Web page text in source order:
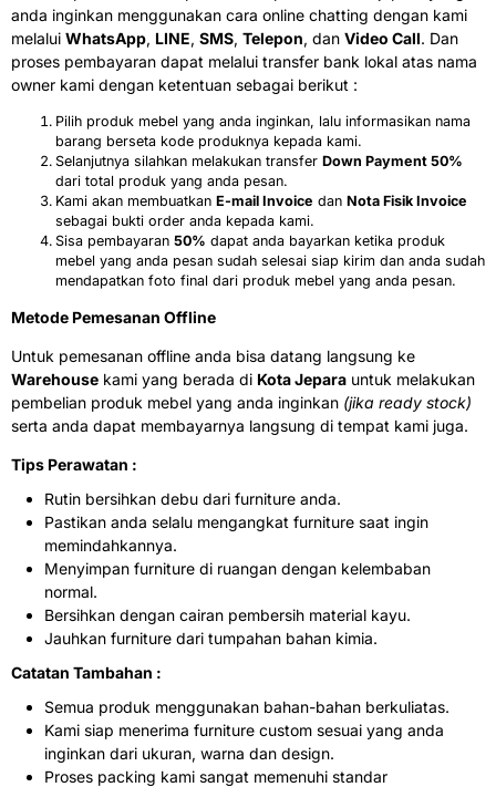
anda inginkan menggunakan cara online chatting dengan kami
melalui WhatsApp, LINE, SMS, Telepon, dan Video Call. Dan
proses pembayaran dapat melalui transfer bank lokal atas nama
owner kami dengan ketentuan sebagai berikut :
Pilih produk mebel yang anda inginkan, lalu informasikan nama
barang berseta kode produknya kepada kami.
Selanjutnya silahkan melakukan transfer Down Payment 50%
dari total produk yang anda pesan.
Kami akan membuatkan E-mail Invoice dan Nota Fisik Invoice
sebagai bukti order anda kepada kami.
Sisa pembayaran 50% dapat anda bayarkan ketika produk
mebel yang anda pesan sudah selesai siap kirim dan anda sudah
mendapatkan foto final dari produk mebel yang anda pesan.
Metode Pemesanan Offline
Untuk pemesanan offline anda bisa datang langsung ke
Warehouse kami yang berada di Kota Jepara untuk melakukan
pembelian produk mebel yang anda inginkan (jika ready stock)
serta anda dapat membayarnya langsung di tempat kami juga.
Tips Perawatan :
Rutin bersihkan debu dari furniture anda.
Pastikan anda selalu mengangkat furniture saat ingin
memindahkannya.
Menyimpan furniture di ruangan dengan kelembaban
normal.
Bersihkan dengan cairan pembersih material kayu.
Jauhkan furniture dari tumpahan bahan kimia.
Catatan Tambahan :
Semua produk menggunakan bahan-bahan berkuliatas.
Kami siap menerima furniture custom sesuai yang anda
inginkan dari ukuran, warna dan design.
Proses packing kami sangat memenuhi standar